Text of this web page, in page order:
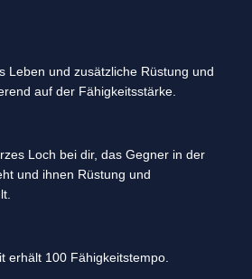
Leben und zusätzliche Rüstung und
auf der Fähigkeitsstärke.
Loch bei dir, das Gegner in der
und ihnen Rüstung und
erhält 100 Fähigkeitstempo.